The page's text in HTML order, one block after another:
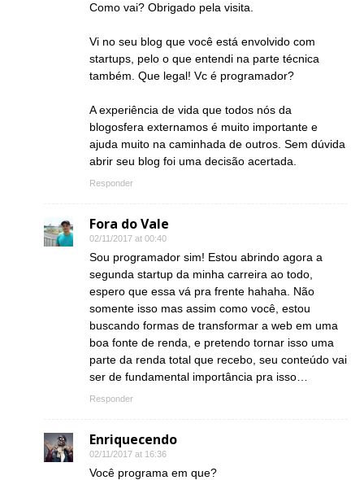
Como vai? Obrigado pela visita.
Vi no seu blog que você está envolvido com
startups, pelo o que entendi na parte técnica
também. Que legal! Vc é programador?
A experiência de vida que todos nós da
blogosfera externamos é muito importante e
ajuda muito na caminhada de outros. Sem dúvida
abrir seu blog foi uma decisão acertada.
Responder
Fora do Vale
02/11/2017 at 00:40
Sou programador sim! Estou abrindo agora a
segunda startup da minha carreira ao todo,
espero que essa vá pra frente hahaha. Não
somente isso mas assim como você, estou
buscando formas de transformar a web em uma
boa fonte de renda, e pretendo tornar isso uma
parte da renda total que recebo, seu conteúdo vai
ser de fundamental importância pra isso…
Responder
Enriquecendo
02/11/2017 at 16:36
Você programa em que?